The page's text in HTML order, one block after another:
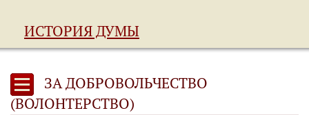
ИСТОРИЯ ДУМЫ
ЗА ДОБРОВОЛЬЧЕСТВО
(ВОЛОНТЕРСТВО)